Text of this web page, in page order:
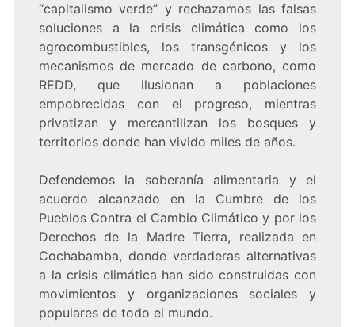
“capitalismo verde” y rechazamos las falsas
soluciones a la crisis climática como los
agrocombustibles, los transgénicos y los
mecanismos de mercado de carbono, como
REDD, que ilusionan a poblaciones
empobrecidas con el progreso, mientras
privatizan y mercantilizan los bosques y
territorios donde han vivido miles de años.
Defendemos la soberanía alimentaria y el
acuerdo alcanzado en la Cumbre de los
Pueblos Contra el Cambio Climático y por los
Derechos de la Madre Tierra, realizada en
Cochabamba, donde verdaderas alternativas
a la crisis climática han sido construidas con
movimientos y organizaciones sociales y
populares de todo el mundo.